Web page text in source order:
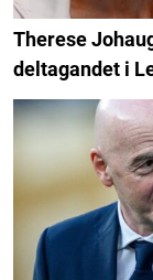
Therese
deltagandet i